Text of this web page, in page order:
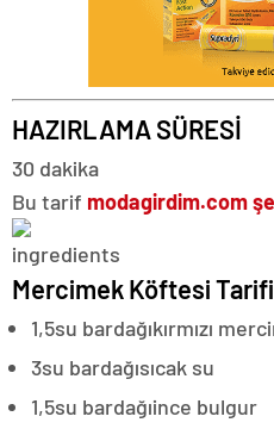
HAZIRLAMA SÜRESİ
30 dakika
Bu tarif modagirdim.com
Mercimek Köftesi
1,5su bardağıkırmızı
3su bardağısıcak su
1,5su bardağıince bulgur